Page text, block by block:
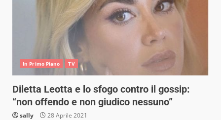
In Primo Piano TV
Diletta Leotta e lo sfogo contro il gossip:
“non offendo e non giudico nessuno”
sally 28 Aprile 2021